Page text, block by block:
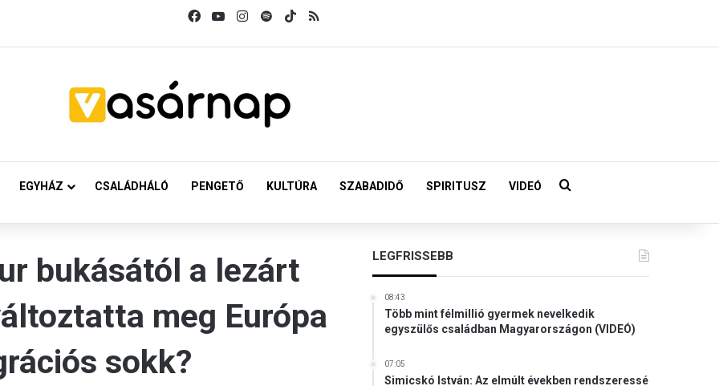
FacebookYouTubeInstagram
SpotifyTikTok
EGYHÁZ CSALÁDHÁLÓ PENGETŐ KULTÚRA SZABADIDŐ SPIRITUSZ VIDEÓ Keresés:
bukásától a lezárt
meg Európa
sokk?
LEGFRISSEBB
08:43
Több mint félmillió gyermek nevelkedik
egyszülős családban Magyarországon (VIDEÓ)
07:05
Simicskó István: Az elmúlt években rendszeressé